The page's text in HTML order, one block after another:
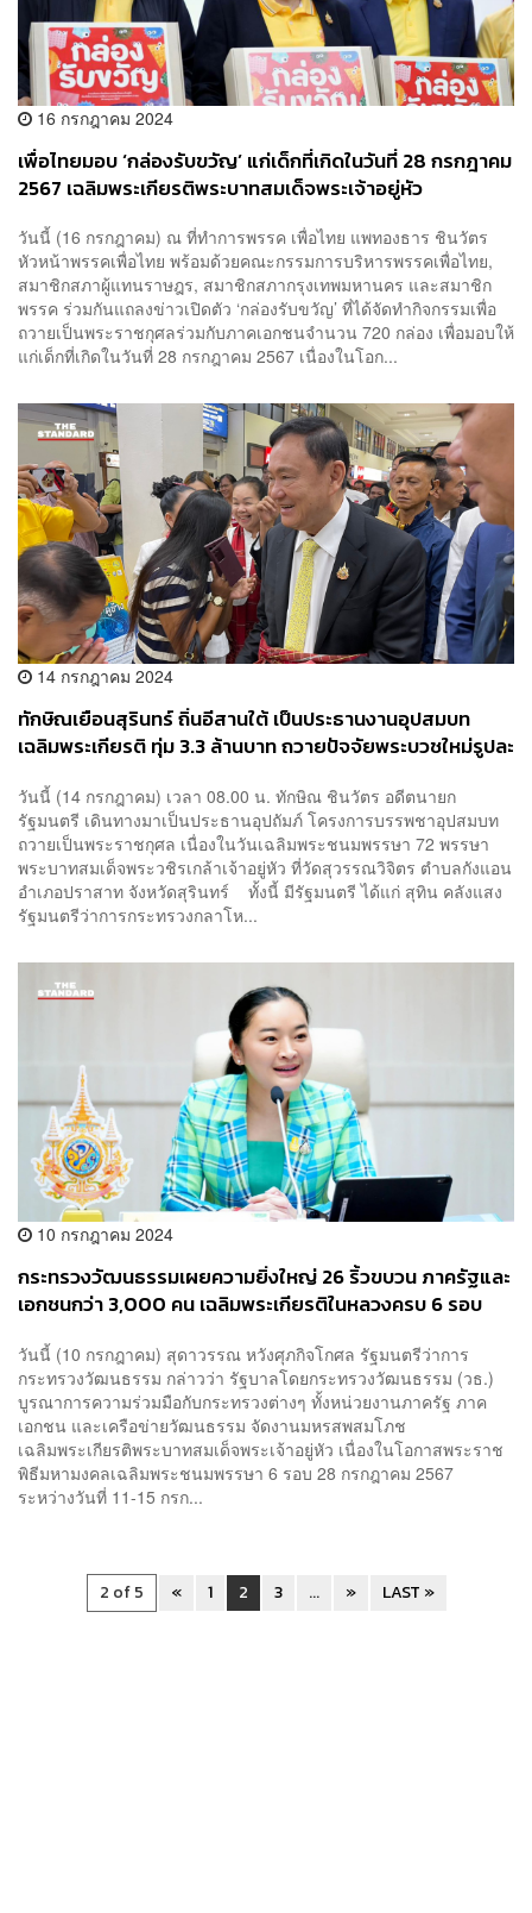
16 กรกฎาคม 2024
เพื่อไทยมอบ ‘กล่องรับขวัญ’ แก่เด็กที่เกิดในวันที่ 28 กรกฎาคม
2567 เฉลิมพระเกียรติพระบาทสมเด็จพระเจ้าอยู่หัว
วันนี้ (16 กรกฎาคม) ณ ที่ทำการพรรค เพื่อไทย แพทองธาร ชินวัตร
หัวหน้าพรรคเพื่อไทย พร้อมด้วยคณะกรรมการบริหารพรรคเพื่อไทย,
สมาชิกสภาผู้แทนราษฎร, สมาชิกสภากรุงเทพมหานคร และสมาชิก
พรรค ร่วมกันแถลงข่าวเปิดตัว ‘กล่องรับขวัญ’ ที่ได้จัดทำกิจกรรมเพื่อ
ถวายเป็นพระราชกุศลร่วมกับภาคเอกชนจำนวน 720 กล่อง เพื่อมอบให้
แก่เด็กที่เกิดในวันที่ 28 กรกฎาคม 2567 เนื่องในโอก...
14 กรกฎาคม 2024
ทักษิณเยือนสุรินทร์ ถิ่นอีสานใต้ เป็นประธานงานอุปสมบท
เฉลิมพระเกียรติ ทุ่ม 3.3 ล้านบาท ถวายปัจจัยพระบวชใหม่รูปละ
วันนี้ (14 กรกฎาคม) เวลา 08.00 น. ทักษิณ ชินวัตร อดีตนายก
รัฐมนตรี เดินทางมาเป็นประธานอุปถัมภ์ โครงการบรรพชาอุปสมบท
ถวายเป็นพระราชกุศล เนื่องในวันเฉลิมพระชนมพรรษา 72 พรรษา
พระบาทสมเด็จพระวชิรเกล้าเจ้าอยู่หัว ที่วัดสุวรรณวิจิตร ตำบลกังแอน
อำเภอปราสาท จังหวัดสุรินทร์ ทั้งนี้ มีรัฐมนตรี ได้แก่ สุทิน คลังแสง
รัฐมนตรีว่าการกระทรวงกลาโห...
10 กรกฎาคม 2024
กระทรวงวัฒนธรรมเผยความยิ่งใหญ่ 26 ริ้วขบวน ภาครัฐและ
เอกชนกว่า 3,000 คน เฉลิมพระเกียรติในหลวงครบ 6 รอบ
วันนี้ (10 กรกฎาคม) สุดาวรรณ หวังศุภกิจโกศล รัฐมนตรีว่าการ
กระทรวงวัฒนธรรม กล่าวว่า รัฐบาลโดยกระทรวงวัฒนธรรม (วธ.)
บูรณาการความร่วมมือกับกระทรวงต่างๆ ทั้งหน่วยงานภาครัฐ ภาค
เอกชน และเครือข่ายวัฒนธรรม จัดงานมหรสพสมโภช
เฉลิมพระเกียรติพระบาทสมเด็จพระเจ้าอยู่หัว เนื่องในโอกาสพระราช
พิธีมหามงคลเฉลิมพระชนมพรรษา 6 รอบ 28 กรกฎาคม 2567
ระหว่างวันที่ 11-15 กรก...
2 of 5 « 1 2 3 ... » LAST »